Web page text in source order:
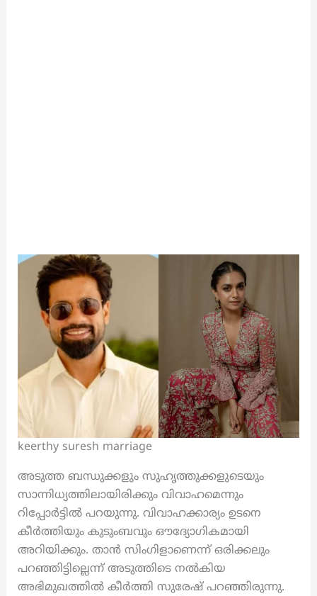
keerthy suresh marriage
അടുത്ത ബന്ധുക്കളും സുഹൃത്തുക്കളുടെയും
സാന്നിധ്യത്തിലായിരിക്കും വിവാഹമെന്നും
റിപ്പോർട്ടിൽ പറയുന്നു. വിവാഹക്കാര്യം ഉടനെ
കീർത്തിയും കുടുംബവും ഔദ്യോഗികമായി
അറിയിക്കും. താൻ സിംഗിളാണെന്ന് ഒരിക്കലും
പറഞ്ഞിട്ടില്ലെന്ന് അടുത്തിടെ നൽകിയ
അഭിമുഖത്തിൽ കീർത്തി സുരേഷ് പറഞ്ഞിരുന്നു.